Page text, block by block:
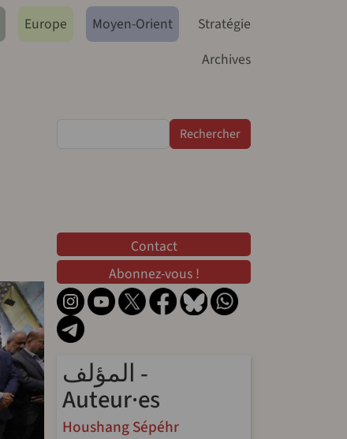
Europe Moyen-Orient
Stratégie
Archives
Contact
Abonnez-vous !
المؤلف -
Auteur·es
Houshang Sépéhr